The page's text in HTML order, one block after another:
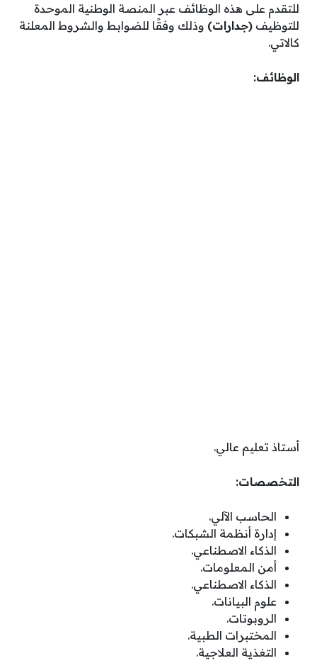
للتقدم على هذه الوظائف عبر المنصة الوطنية الموحدة
للتوظيف (جدارات) وذلك وفقًا للضوابط والشروط المعلنة
كالاتي.
الوظائف:
أستاذ تعليم عالي.
التخصصات:
الحاسب الآلي.
إدارة أنظمة الشبكات.
الذكاء الاصطناعي.
أمن المعلومات.
الذكاء الاصطناعي.
علوم البيانات.
الروبوتات.
المختبرات الطبية.
التغذية العلاجية.